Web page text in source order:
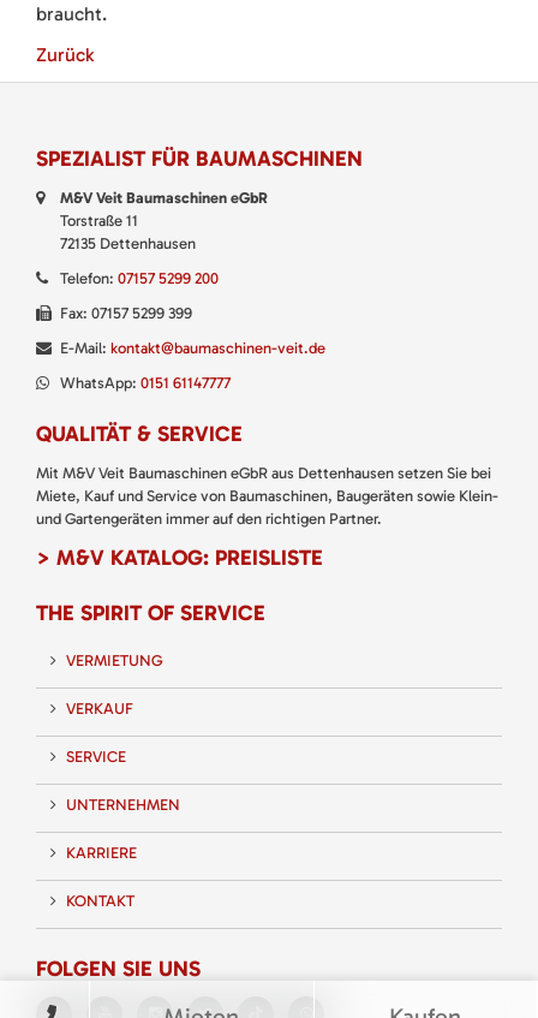
braucht.
Zurück
SPEZIALIST FÜR BAUMASCHINEN
M&V Veit Baumaschinen eGbR
Torstraße 11
72135 Dettenhausen
Telefon: 07157 5299 200
Fax: 07157 5299 399
E-Mail: kontakt@baumaschinen-veit.de
WhatsApp: 0151 61147777
QUALITÄT & SERVICE
Mit M&V Veit Baumaschinen eGbR aus Dettenhausen setzen Sie bei
Miete, Kauf und Service von Baumaschinen, Baugeräten sowie Klein-
und Gartengeräten immer auf den richtigen Partner.
> M&V KATALOG: PREISLISTE
THE SPIRIT OF SERVICE
VERMIETUNG
VERKAUF
SERVICE
UNTERNEHMEN
KARRIERE
KONTAKT
FOLGEN SIE UNS